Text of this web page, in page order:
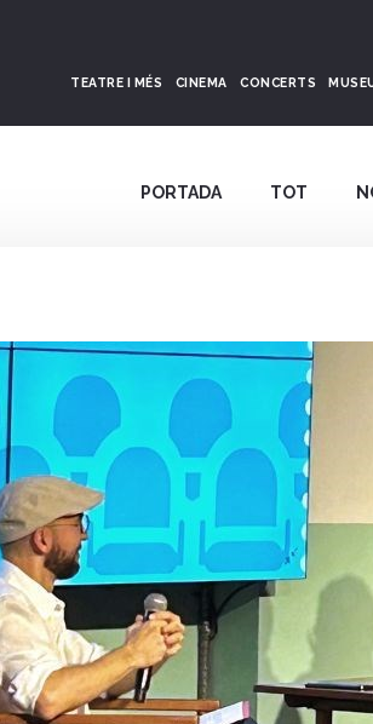
TEATRE I MÉS CINEMA CONCERTS
PORTADA TOT